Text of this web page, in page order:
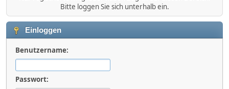
Bitte loggen Sie sich unterhalb ein.
Einloggen
Benutzername:
Passwort: